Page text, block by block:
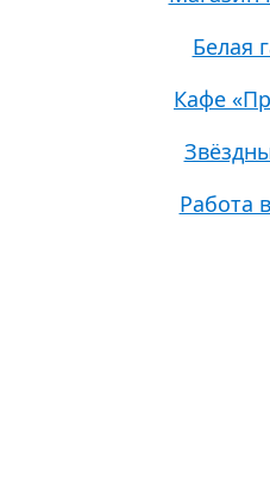
Белая
Кафе
Работа